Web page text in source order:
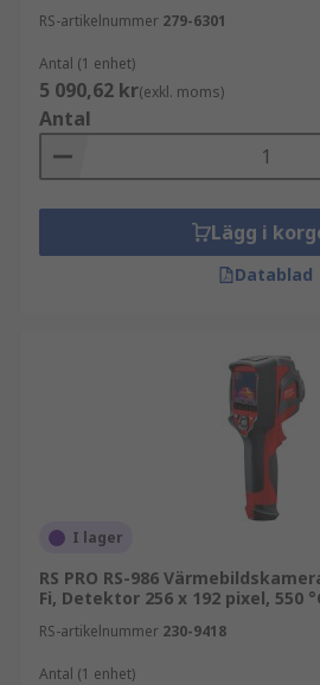
RS-artikelnummer 279-6301
Antal (1 enhet)
5 090,62 kr(exkl. moms)
Antal
Lägg i
Datablad
I lager
RS PRO RS-986
Fi, Detektor 256 x 192 pixel, 550
RS-artikelnummer 230-9418
Antal (1 enhet)